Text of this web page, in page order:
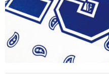
コーチジャケット
スウェット＆フーディ
パンツ
ヘッドギア